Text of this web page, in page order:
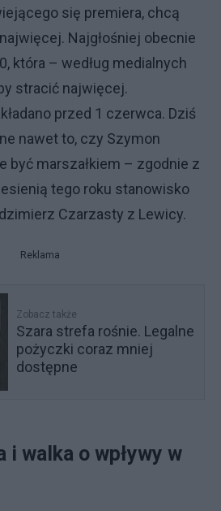
się premiera, chcą
Najgłośniej obecnie
która – według medialnych
stracić najwięcej.
przed 1 czerwca. Dziś
nawet to, czy Szymon
być marszałkiem – zgodnie z
tego roku stanowisko
Czarzasty z Lewicy.
Reklama
Zobacz także
Szara strefa rośnie. Legalne
pożyczki coraz mniej
dostępne
i walka o wpływy w